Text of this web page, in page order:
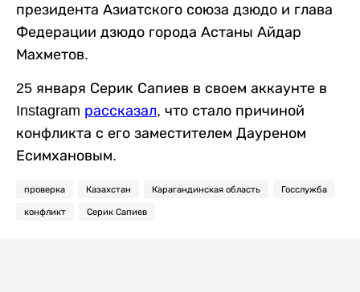
президента Азиатского союза дзюдо и глава
Федерации дзюдо города Астаны Айдар
Махметов.
25 января Серик Сапиев в своем аккаунте в
Instagram рассказал, что стало причиной
конфликта с его заместителем Дауреном
Есимхановым.
проверка Казахстан Карагандинская область Госслужба
конфликт Серик Сапиев